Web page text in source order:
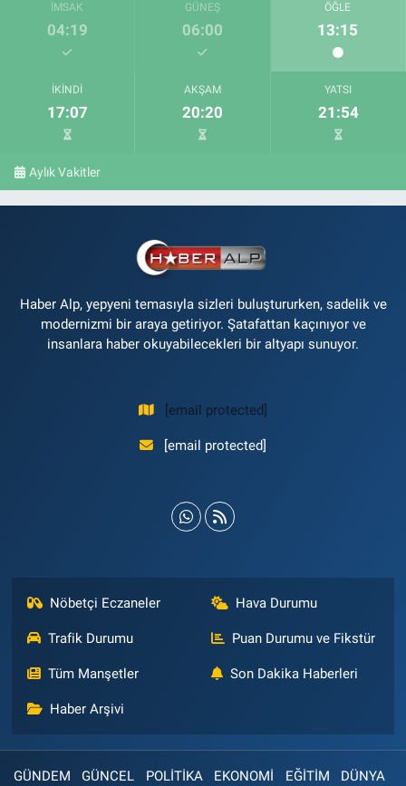
İMSAK
04:19
GÜNEŞ
06:00
ÖĞLE
13:15
İKINDI
17:07
AKŞAM
20:20
YATSI
21:54
Aylık Vakitler
Haber Alp, yepyeni temasıyla sizleri buluştururken, sadelik ve
modernizmi bir araya getiriyor. Şatafattan kaçınıyor ve
insanlara haber okuyabilecekleri bir altyapı sunuyor.
[email protected]
[email protected]
Nöbetçi Eczaneler Hava Durumu
Trafik Durumu Puan Durumu ve Fikstür
Tüm Manşetler Son Dakika Haberleri
Haber Arşivi
GÜNDEM GÜNCEL POLİTİKA EKONOMİ EĞİTİM DÜNYA